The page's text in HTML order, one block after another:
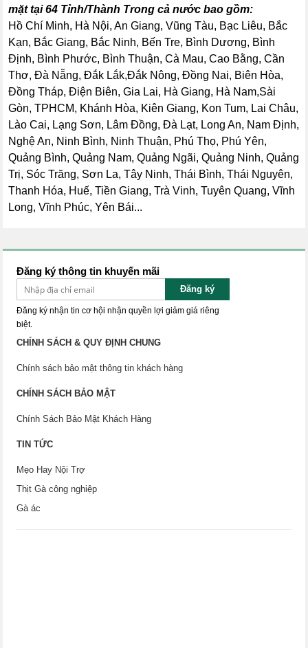
mặt tại 64 Tỉnh/Thành Trong cả nước bao gồm:
Hồ Chí Minh, Hà Nội, An Giang, Vũng Tàu, Bạc Liêu, Bắc
Kạn, Bắc Giang, Bắc Ninh, Bến Tre, Bình Dương, Bình
Định, Bình Phước, Bình Thuận, Cà Mau, Cao Bằng, Cần
Thơ, Đà Nẵng, Đắk Lắk,Đắk Nông, Đồng Nai, Biên Hòa,
Đồng Tháp, Điện Biên, Gia Lai, Hà Giang, Hà Nam,Sài
Gòn, TPHCM, Khánh Hòa, Kiên Giang, Kon Tum, Lai Châu,
Lào Cai, Lạng Sơn, Lâm Đồng, Đà Lạt, Long An, Nam Định,
Nghệ An, Ninh Bình, Ninh Thuận, Phú Thọ, Phú Yên,
Quảng Bình, Quảng Nam, Quảng Ngãi, Quảng Ninh, Quảng
Trị, Sóc Trăng, Sơn La, Tây Ninh, Thái Bình, Thái Nguyên,
Thanh Hóa, Huế, Tiền Giang, Trà Vinh, Tuyên Quang, Vĩnh
Long, Vĩnh Phúc, Yên Bái...
Đăng ký thông tin khuyến mãi
Đăng ký
Đăng ký nhận tin cơ hội nhận quyền lợi giảm giá riêng
biệt.
CHÍNH SÁCH & QUY ĐỊNH CHUNG
Chính sách bảo mật thông tin khách hàng
CHÍNH SÁCH BẢO MẬT
Chính Sách Bảo Mật Khách Hàng
TIN TỨC
Mẹo Hay Nội Trợ
Thịt Gà công nghiệp
Gà ác